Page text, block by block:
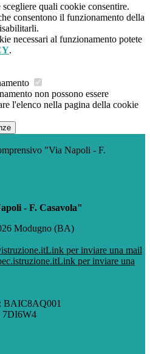
quali cookie consentire.
consentono il funzionamento della
necessari al funzionamento potete
.
non possono essere
l'elenco nella pagina della cookie
"Via Napoli - F.
- F. Casavola"
Modugno (BA)
Link per inviare una mail
Link per inviare una
BAIC8AQ001
7DI6W4